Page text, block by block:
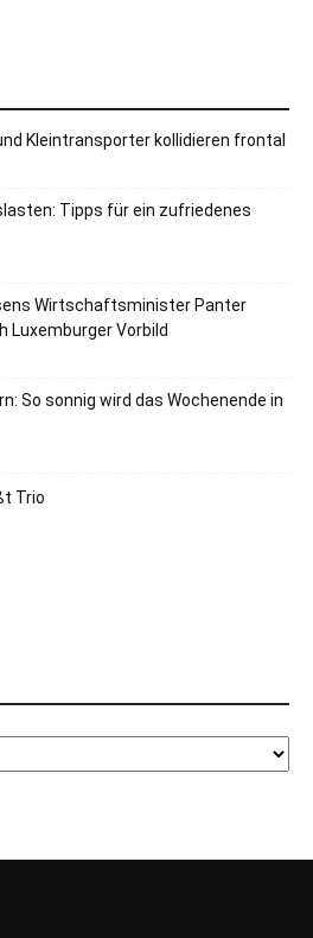
Kleintransporter kollidieren frontal
Tipps für ein zufriedenes
Wirtschaftsminister Panter
Luxemburger Vorbild
So sonnig wird das Wochenende in
Trio